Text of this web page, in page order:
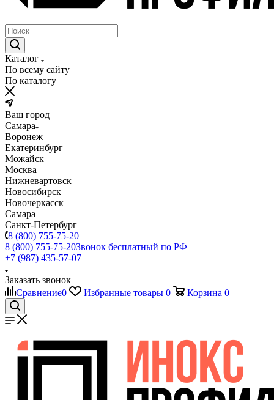
Каталог
По всему сайту
По каталогу
Ваш город
Самара
Воронеж
Екатеринбург
Можайск
Москва
Нижневартовск
Новосибирск
Новочеркасск
Самара
Санкт-Петербург
8 (800) 755-75-20
8 (800) 755-75-20Звонок бесплатный по РФ
+7 (987) 435-57-07
Заказать звонок
Сравнение0 Избранные товары 0 Корзина 0